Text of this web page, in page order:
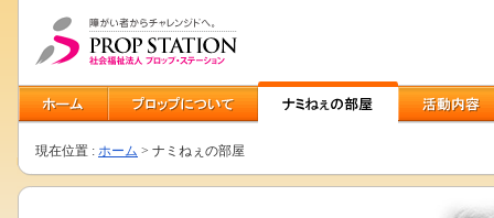
現在位置 : ホーム > ナミねぇの部屋